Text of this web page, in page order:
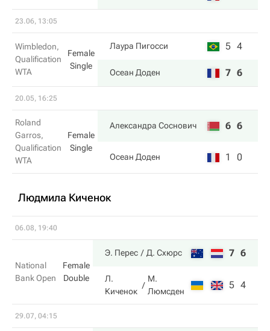
23.06, 13:05
Wimbledon,
Qualification
WTA
Female
Single
Лаура Пигосси 5 4
Осеан Доден 7 6
20.05, 16:25
Roland
Garros,
Qualification
WTA
Female
Single
Александра Соснович 6 6
Осеан Доден 1 0
Людмила Киченок
06.08, 19:40
National
Bank Open
Female
Double
Э. Перес Д. Схюрс 7 6
Л.
Киченок
М.
Люмсден
5 4
29.07, 04:15